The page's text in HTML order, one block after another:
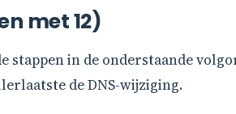
met 12)
stappen in de onderstaande
de DNS-wijziging.